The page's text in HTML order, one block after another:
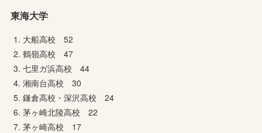
東海大学
大船高校 52
鶴嶺高校 47
七里ガ浜高校 44
湘南台高校 30
鎌倉高校・深沢高校 24
茅ヶ崎北陵高校 22
茅ヶ崎高校 17